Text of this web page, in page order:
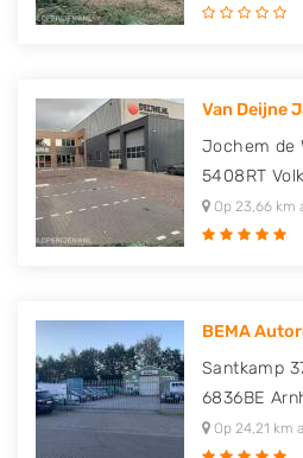
Van Deijne
Jochem de
5408RT
Op 23,66 km
BEMA
Santkamp
6836BE
Op 24,21 km